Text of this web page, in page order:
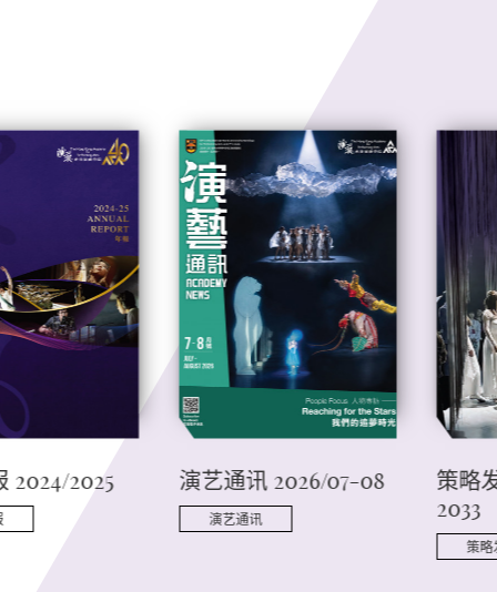
2024/2025 演艺通讯 2026/07-08
演艺通讯
策略
2033
策略